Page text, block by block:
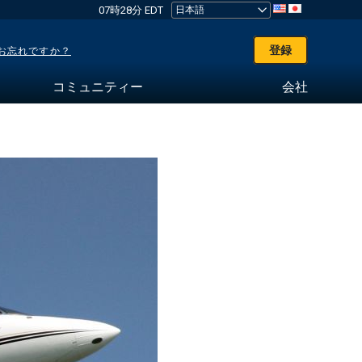
07時28分 EDT
忘れですか？ 登録
コミュニティー 会社